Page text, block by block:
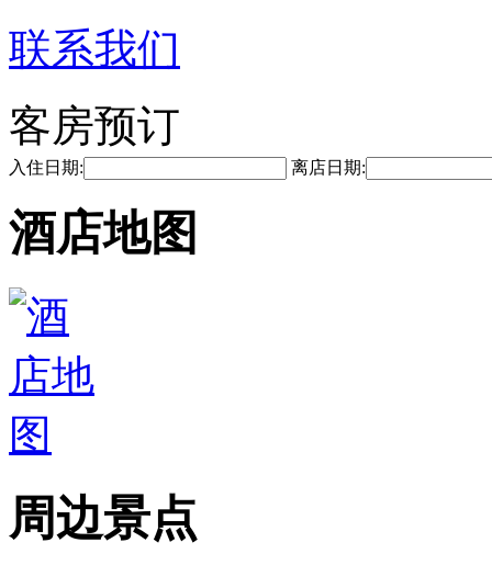
联系我们
客房预订
入住日期: 离店日期:
酒店地图
周边景点